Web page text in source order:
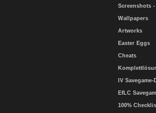
Screenshots -
Wallpapers
Artworks
Easter Eggs
Cheats
IV Savegame-
EfLC
100%